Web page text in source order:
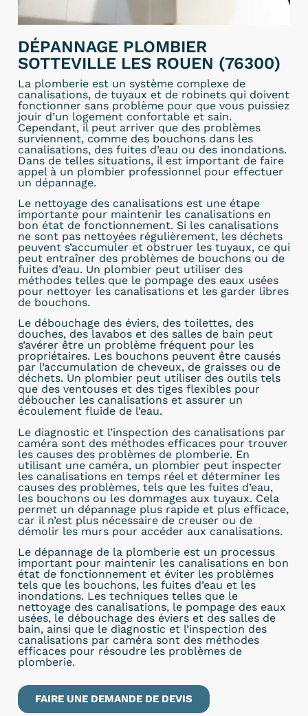
DÉPANNAGE PLOMBIER
SOTTEVILLE LES ROUEN (76300)
La plomberie est un système complexe de
canalisations, de tuyaux et de robinets qui doivent
fonctionner sans problème pour que vous puissiez
jouir d’un logement confortable et sain.
Cependant, il peut arriver que des problèmes
surviennent, comme des bouchons dans les
canalisations, des fuites d’eau ou des inondations.
Dans de telles situations, il est important de faire
appel à un plombier professionnel pour effectuer
un dépannage.
Le nettoyage des canalisations est une étape
importante pour maintenir les canalisations en
bon état de fonctionnement. Si les canalisations
ne sont pas nettoyées régulièrement, les déchets
peuvent s’accumuler et obstruer les tuyaux, ce qui
peut entraîner des problèmes de bouchons ou de
fuites d’eau. Un plombier peut utiliser des
méthodes telles que le pompage des eaux usées
pour nettoyer les canalisations et les garder libres
de bouchons.
Le débouchage des éviers, des toilettes, des
douches, des lavabos et des salles de bain peut
s’avérer être un problème fréquent pour les
propriétaires. Les bouchons peuvent être causés
par l’accumulation de cheveux, de graisses ou de
déchets. Un plombier peut utiliser des outils tels
que des ventouses et des tiges flexibles pour
déboucher les canalisations et assurer un
écoulement fluide de l’eau.
Le diagnostic et l’inspection des canalisations par
caméra sont des méthodes efficaces pour trouver
les causes des problèmes de plomberie. En
utilisant une caméra, un plombier peut inspecter
les canalisations en temps réel et déterminer les
causes des problèmes, tels que les fuites d’eau,
les bouchons ou les dommages aux tuyaux. Cela
permet un dépannage plus rapide et plus efficace,
car il n’est plus nécessaire de creuser ou de
démolir les murs pour accéder aux canalisations.
Le dépannage de la plomberie est un processus
important pour maintenir les canalisations en bon
état de fonctionnement et éviter les problèmes
tels que les bouchons, les fuites d’eau et les
inondations. Les techniques telles que le
nettoyage des canalisations, le pompage des eaux
usées, le débouchage des éviers et des salles de
bain, ainsi que le diagnostic et l’inspection des
canalisations par caméra sont des méthodes
efficaces pour résoudre les problèmes de
plomberie.
FAIRE UNE DEMANDE DE DEVIS